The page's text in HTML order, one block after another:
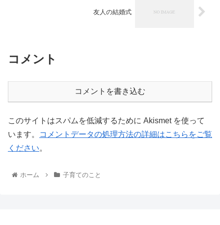
友人の結婚式
コメント
コメントを書き込む
このサイトはスパムを低減するために Akismet を使って
います。
コメントデータの処理方法の詳細はこちらをご覧
ください。
ホーム 子育てのこと